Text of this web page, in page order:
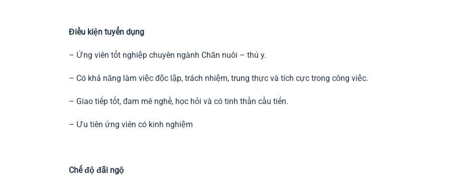
Điều kiện tuyển dụng
– Ứng viên tốt nghiệp chuyên ngành Chăn nuôi – thú y.
– Có khả năng làm việc độc lập, trách nhiệm, trung thực và tích cực trong công việc.
– Giao tiếp tốt, đam mê nghề, học hỏi và có tinh thần cầu tiến.
– Ưu tiên ứng viên có kinh nghiệm
Chế độ đãi ngộ